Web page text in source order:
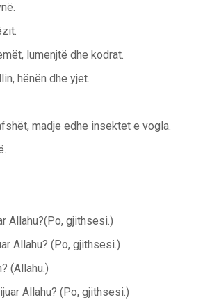
lumenjtë dhe kodrat.
hënën dhe yjet.
madje edhe insektet e vogla.
Allahu?(Po, gjithsesi.)
Allahu? (Po, gjithsesi.)
(Allahu.)
Allahu? (Po, gjithsesi.)